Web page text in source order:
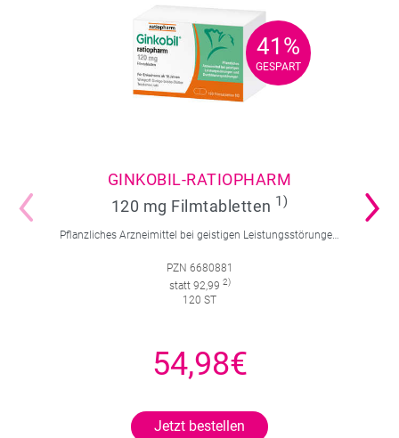
41%
GESPART
41%
GESPART
GINKOBIL-RATIOPHARM
120 mg Filmtabletten 1)
Pflanzliches Arzneimittel bei geistigen Leistungsstörungen und Durchblutungsstörungen.
PZN 6680881
statt 92,99 2)
120 ST
54,98€
Jetzt bestellen